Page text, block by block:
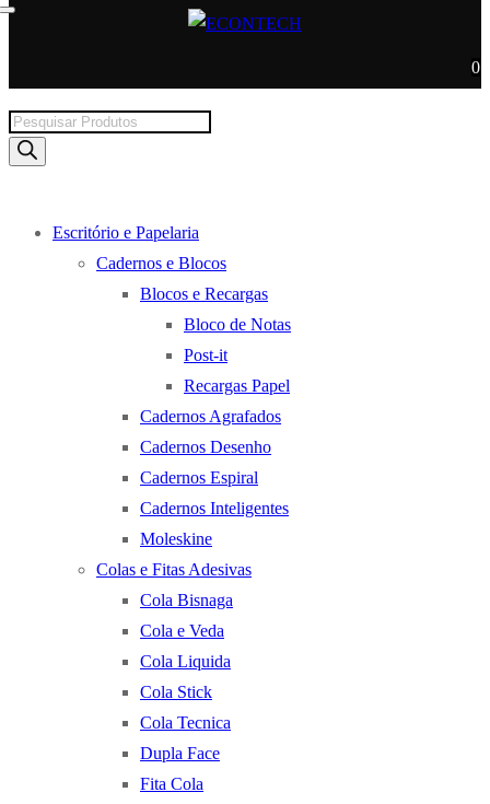
0
Products
search
Escritório e Papelaria
Cadernos e Blocos
Blocos e Recargas
Bloco de Notas
Post-it
Recargas Papel
Cadernos Agrafados
Cadernos Desenho
Cadernos Espiral
Cadernos Inteligentes
Moleskine
Colas e Fitas Adesivas
Cola Bisnaga
Cola e Veda
Cola Liquida
Cola Stick
Cola Tecnica
Dupla Face
Fita Cola